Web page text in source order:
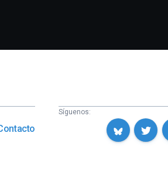
Síguenos: